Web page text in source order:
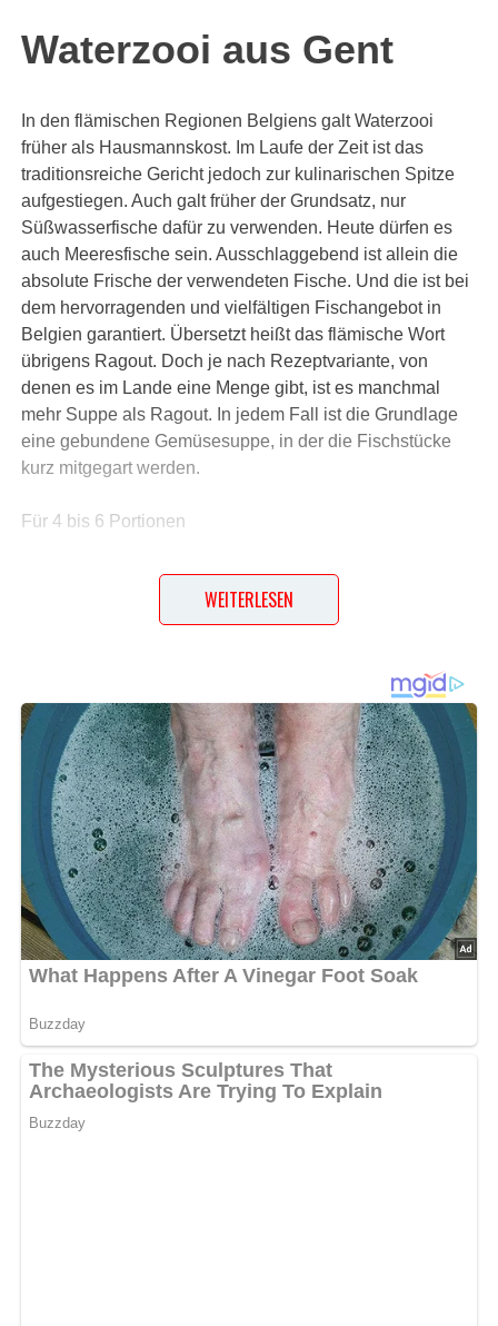
Waterzooi aus Gent
In den flämischen Regionen Belgiens galt Waterzooi
früher als Hausmannskost. Im Laufe der Zeit ist das
traditionsreiche Gericht jedoch zur kulinarischen Spitze
aufgestiegen. Auch galt früher der Grundsatz, nur
Süßwasserfische dafür zu verwenden. Heute dürfen es
auch Meeresfische sein. Ausschlaggebend ist allein die
absolute Frische der verwendeten Fische. Und die ist bei
dem hervorragenden und vielfältigen Fischangebot in
Belgien garantiert. Übersetzt heißt das flämische Wort
übrigens Ragout. Doch je nach Rezeptvariante, von
denen es im Lande eine Menge gibt, ist es manchmal
mehr Suppe als Ragout. In jedem Fall ist die Grundlage
eine gebundene Gemüsesuppe, in der die Fischstücke
kurz mitgegart werden.
Für 4 bis 6 Portionen
Diese Zutaten brauchen wir…
750 ml Fischfond
Salz
Pfeffer aus der Mühle
80 g Butter
je 60 g Lauch (nur das Weiße)
Staudensellerie und Petersilienwurzel (in
streichholzgroße Stifte geschnitten)
60 g Zwiebel (halbiert und in Scheiben geschnitten)
250 ml Weißwein
1 Bouquet garni (aus Petersilie, Thymian und
Lorbeerblatt)
3 Eigelb
200 ml Sahne
1 EL gehackte Petersilie
Lob, Kritik, Fragen oder Anregungen zum Rezept?
WEITERLESEN